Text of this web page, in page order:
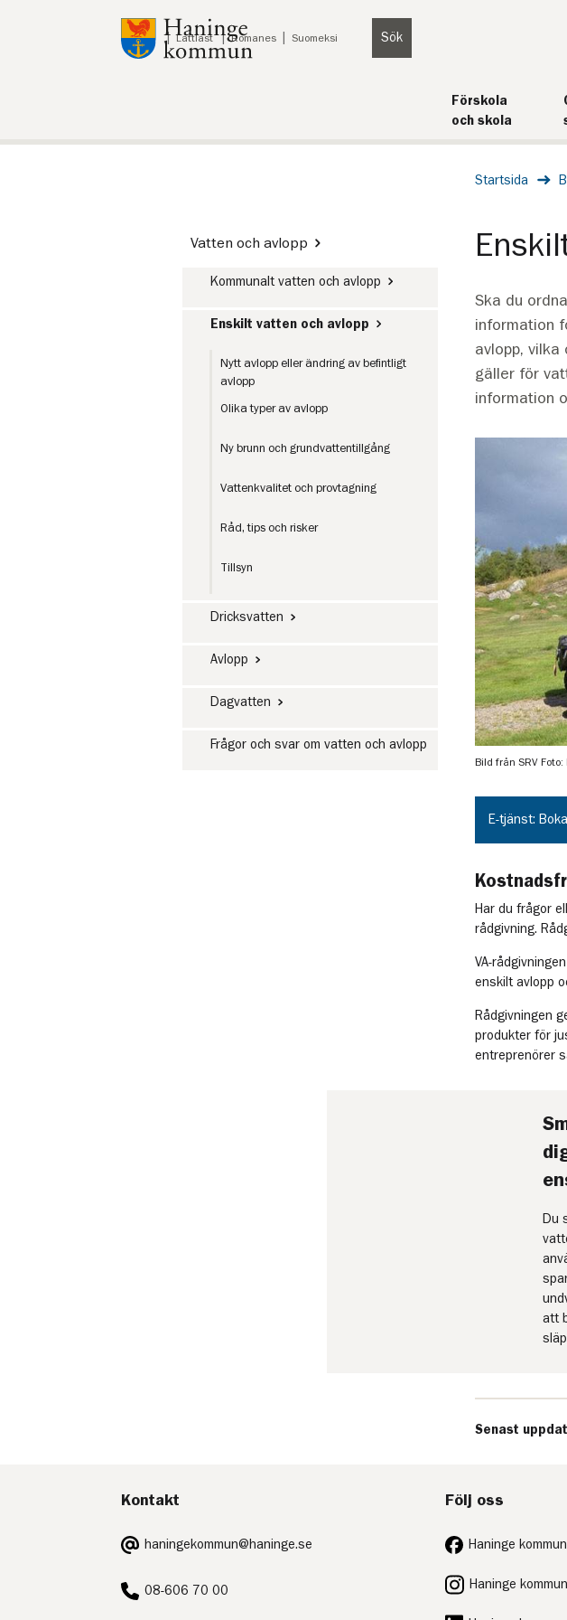
Till innehåll på sidan
Lyssna Lättläst Romanes Suomeksi Sök
Förskola
och skola
Startsida
Vatten och avlopp
Kommunalt vatten och avlopp
Enskilt vatten och avlopp
Nytt avlopp eller ändring av befintligt
avlopp
Olika typer av avlopp
Ny brunn och grundvattentillgång
Vattenkvalitet och provtagning
Råd, tips och risker
Tillsyn
Dricksvatten
Avlopp
Dagvatten
Frågor och svar om vatten och avlopp
Ska du
information
avlopp, vilka
gäller för
information
Bild från SRV Foto:
E-tjänst:
Har du frågor
rådgivning.
VA-
enskilt avlopp
Rådgivningen
produkter för
entreprenörer
Du
att
Senast
Kontakt
E-
post:
haningekommun@haninge.se
Telefon:
08-606 70 00
Följ oss
Haninge
Haninge